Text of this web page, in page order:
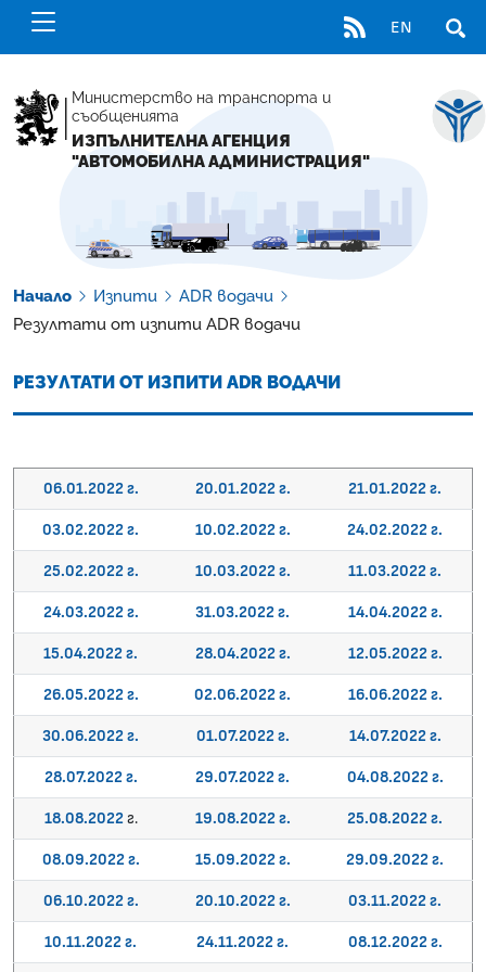
RSS EN
Министерство на транспорта и
съобщенията
ИЗПЪЛНИТЕЛНА АГЕНЦИЯ
"АВТОМОБИЛНА АДМИНИСТРАЦИЯ"
Начало Изпити
ADR водачи
Резултати от изпити ADR водачи
РЕЗУЛТАТИ ОТ ИЗПИТИ ADR ВОДАЧИ
06.01.2022 г. 20.01.2022 г. 21.01.2022 г.
03.02.2022 г. 10.02.2022 г. 24.02.2022 г.
25.02.2022 г. 10.03.2022 г. 11.03.2022 г.
24.03.2022 г. 31.03.2022 г. 14.04.2022 г.
15.04.2022 г. 28.04.2022 г. 12.05.2022 г.
26.05.2022 г. 02.06.2022 г. 16.06.2022 г.
30.06.2022 г. 01.07.2022 г. 14.07.2022 г.
28.07.2022 г. 29.07.2022 г. 04.08.2022 г.
18.08.2022 г. 19.08.2022 г. 25.08.2022 г.
08.09.2022 г. 15.09.2022 г. 29.09.2022 г.
06.10.2022 г. 20.10.2022 г. 03.11.2022 г.
10.11.2022 г. 24.11.2022 г. 08.12.2022 г.